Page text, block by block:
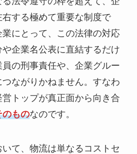
する極めて重要な制度で
にとって、この法律の対応
企業名公表に直結するだけ
の刑事責任や、企業グルー
ながりかねません。すなわ
トップが真正面から向き合
のものなのです。
て、物流は単なるコストセ